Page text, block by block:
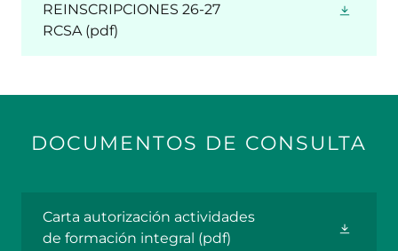
REINSCRIPCIONES 26-27
RCSA(pdf)
DOCUMENTOS DE CONSULTA
Carta autorización actividades
de formación integral (pdf)